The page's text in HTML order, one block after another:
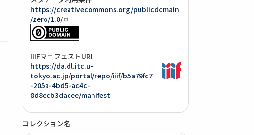
https://creativecommons.org/publicdomain
/zero/1.0/
IIIFマニフェストURI
https://da.dl.itc.u-
tokyo.ac.jp/portal/repo/iiif/b5a79fc7
-205a-4bd5-ac4c-
8d8ecb3dacee/manifest
コレクション名